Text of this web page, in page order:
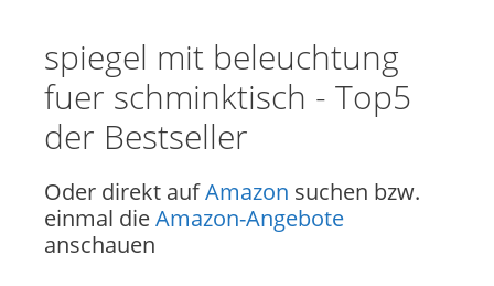
spiegel mit beleuchtung
fuer schminktisch - Top5
der Bestseller
Oder direkt aufAmazon suchen bzw.
einmal dieAmazon-Angebote
anschauen